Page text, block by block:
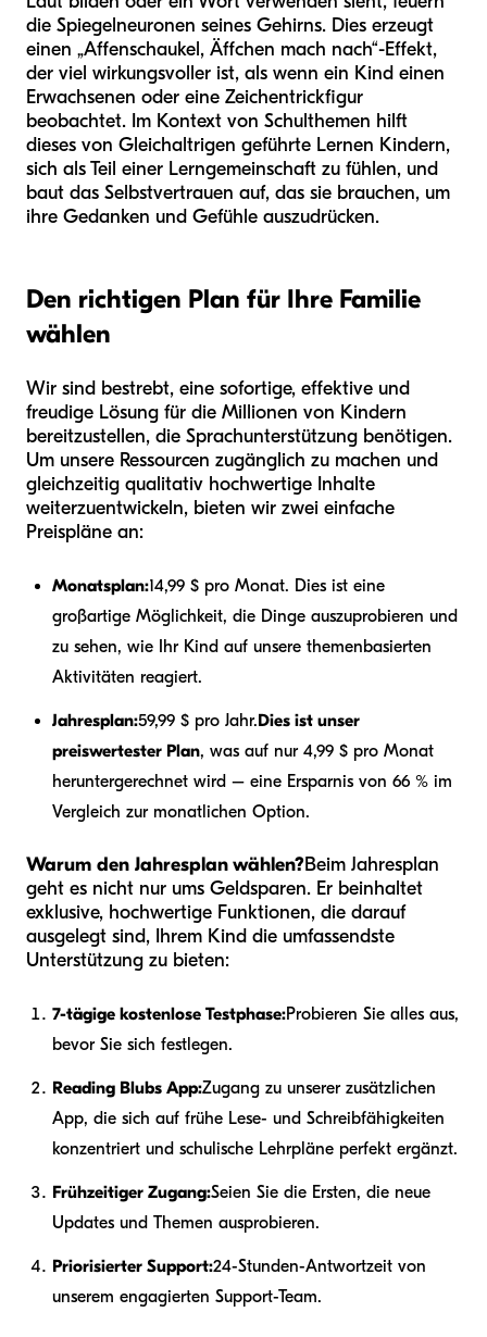
die Spiegelneuronen seines Gehirns. Dies erzeugt
einen „Affenschaukel, Äffchen mach nach“-Effekt,
der viel wirkungsvoller ist, als wenn ein Kind einen
Erwachsenen oder eine Zeichentrickfigur
beobachtet. Im Kontext von Schulthemen hilft
dieses von Gleichaltrigen geführte Lernen Kindern,
sich als Teil einer Lerngemeinschaft zu fühlen, und
baut das Selbstvertrauen auf, das sie brauchen, um
ihre Gedanken und Gefühle auszudrücken.
Den richtigen Plan für Ihre Familie
wählen
Wir sind bestrebt, eine sofortige, effektive und
freudige Lösung für die Millionen von Kindern
bereitzustellen, die Sprachunterstützung benötigen.
Um unsere Ressourcen zugänglich zu machen und
gleichzeitig qualitativ hochwertige Inhalte
weiterzuentwickeln, bieten wir zwei einfache
Preispläne an:
Monatsplan:14,99 $ pro Monat. Dies ist eine
großartige Möglichkeit, die Dinge auszuprobieren und
zu sehen, wie Ihr Kind auf unsere themenbasierten
Aktivitäten reagiert.
Jahresplan:59,99 $ pro Jahr.Dies ist unser
preiswertester Plan, was auf nur 4,99 $ pro Monat
heruntergerechnet wird – eine Ersparnis von 66 % im
Vergleich zur monatlichen Option.
Warum den Jahresplan wählen?Beim Jahresplan
geht es nicht nur ums Geldsparen. Er beinhaltet
exklusive, hochwertige Funktionen, die darauf
ausgelegt sind, Ihrem Kind die umfassendste
Unterstützung zu bieten:
7-tägige kostenlose Testphase:Probieren Sie alles aus,
bevor Sie sich festlegen.
Reading Blubs App:Zugang zu unserer zusätzlichen
App, die sich auf frühe Lese- und Schreibfähigkeiten
konzentriert und schulische Lehrpläne perfekt ergänzt.
Frühzeitiger Zugang:Seien Sie die Ersten, die neue
Updates und Themen ausprobieren.
Priorisierter Support:24-Stunden-Antwortzeit von
unserem engagierten Support-Team.